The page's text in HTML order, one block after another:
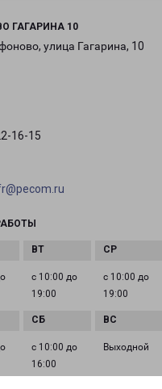
ГАГАРИНА 10
улица Гагарина, 10
16-15
с 10:00 до
19:00
с 10:00 до
19:00
с 10:00 до
16:00
Выходной